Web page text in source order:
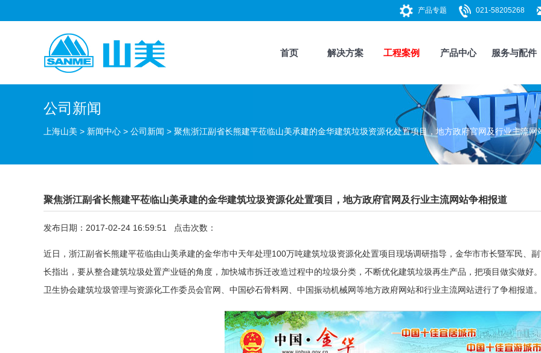
021-58205268
产品专题
首页 解决方案 工程案例 产品中心 服务与配件
公司新闻
上海山美 > 新闻中心 > 公司新闻 > 聚焦浙江副省长熊建平莅临山美承建的金华建筑垃圾资源化处置项目，地方政府官网及行业主流网
聚焦浙江副省长熊建平莅临山美承建的金华建筑垃圾资源化处置项目，地方政府官网及行业主流网站争相报道
发布日期：2017-02-24 16:59:51 点击次数：
近日，浙江副省长熊建平莅临由山美承建的金华市中天年处理100万吨建筑垃圾资源化处置项目现场调研指导，金华市市长暨军民、
长指出，要从整合建筑垃圾处置产业链的角度，加快城市拆迁改造过程中的垃圾分类，不断优化建筑垃圾再生产品，把项目做实做好
卫生协会建筑垃圾管理与资源化工作委员会官网、中国砂石骨料网、中国振动机械网等地方政府网站和行业主流网站进行了争相报道